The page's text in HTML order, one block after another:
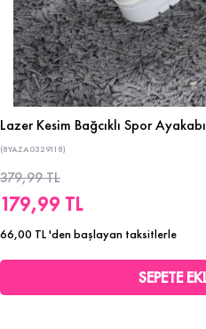
Lazer Kesim Bağcıklı Spor Ayakabı
(8YAZA0329118)
379,99 TL
179,99 TL
66,00 TL'den başlayan taksitlerle